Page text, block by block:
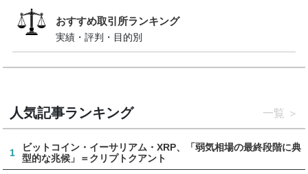
おすすめ取引所ランキング
実績・評判・目的別
人気記事ランキング 一覧
1
ビットコイン・イーサリアム・XRP、「弱気相場の最終段階に典
型的な兆候」＝クリプトクアント